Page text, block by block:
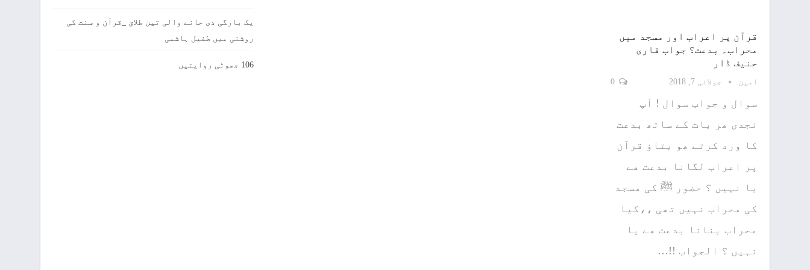
قرآن پر اعراب اور مسجد میں
محراب۔ بدعت؟ جواب قاری
حنیف ڈار
امین جولائی 7, 2018
سوال و جواب سوال ! آپ
نجدی ھر بات کے ساتھ بدعت
کا ورد کرتے ھو بتاؤ قرآن
پر اعراب لگانا بدعت ھے
یا نہیں ؟ حضور ﷺ کی مسجد
کی محراب نہیں تھی ،،کیا
محراب بنانا بدعت ھے یا
نہیں ؟ الجواب !!…
یک بارگی دی جانے والی تین طلاق _قرآن و سنت کی
روشنی میں طفیل ہاشمی
106 جھوٹی روایتیں